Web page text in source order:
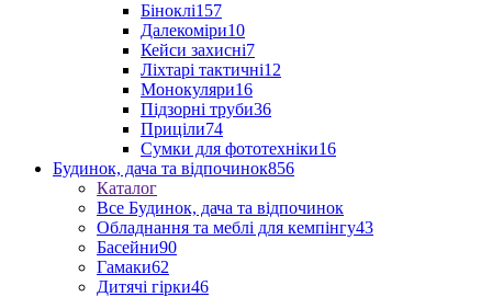
Біноклі157
Далекоміри10
Кейси захисні7
Ліхтарі тактичні12
Монокуляри16
Підзорні труби36
Приціли74
Сумки для фототехніки16
Будинок, дача та відпочинок856
Каталог
Все Будинок, дача та відпочинок
Обладнання та меблі для кемпінгу43
Басейни90
Гамаки62
Дитячі гірки46